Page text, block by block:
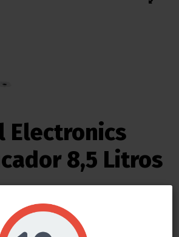
Electronics
8,5 Litros